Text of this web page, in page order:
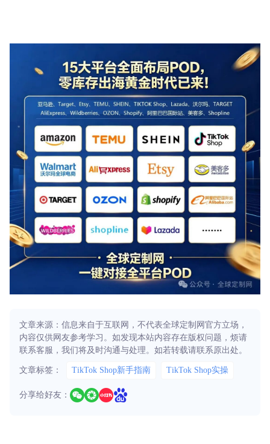
文章来源：信息来自于互联网，不代表全球定制网官方立场，
内容仅供网友参考学习。如发现本站内容存在版权问题，烦请
联系客服，我们将及时沟通与处理。如若转载请联系原出处。
文章标签： TikTok Shop新手指南 TikTok Shop实操
分享给好友：